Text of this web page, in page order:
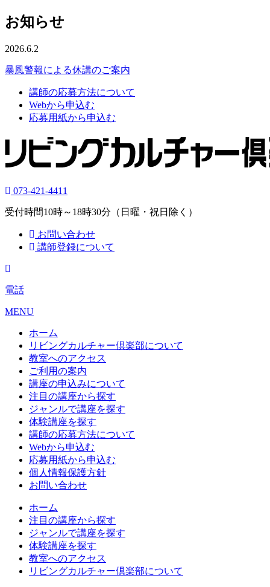
お知らせ
2026.6.2
暴風警報による休講のご案内
講師の応募方法について
Webから申込む
応募用紙から申込む
073-421-4411
受付時間10時～18時30分（日曜・祝日除く）
お問い合わせ
講師登録について
電話
MENU
ホーム
リビングカルチャー倶楽部について
教室へのアクセス
ご利用の案内
講座の申込みについて
注目の講座から探す
ジャンルで講座を探す
体験講座を探す
講師の応募方法について
Webから申込む
応募用紙から申込む
個人情報保護方針
お問い合わせ
ホーム
注目の講座から探す
ジャンルで講座を探す
体験講座を探す
教室へのアクセス
リビングカルチャー倶楽部について